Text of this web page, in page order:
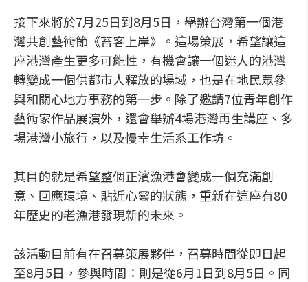
接下來將於7月25日到8月5日，舉辦台灣第一個港
灣共創藝術節《苔客上岸》。這場策展，希望讓這
座港灣產生更多可能性，有機會讓一個迷人的港灣
轉變成一個供都市人釋放的場域，也是在地民眾參
與和關心地方事務的第一步。除了邀請7位青年創作
藝術家作品展演外，還會舉辦4場港灣再生講座、多
場港灣小旅行，以及慢幸生活系工作坊。
其目的就是希望整個正濱漁港會變成一個充滿創
意、回應環境、貼近心靈的狀態，重新在這座有80
年歷史的老漁港發現新的未來。
該活動目前有在召募策展夥伴，召募時間從即日起
至8月5日，參與時間：則是從6月1日到8月5日。同